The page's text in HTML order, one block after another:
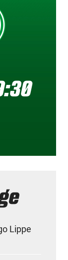
Lippe